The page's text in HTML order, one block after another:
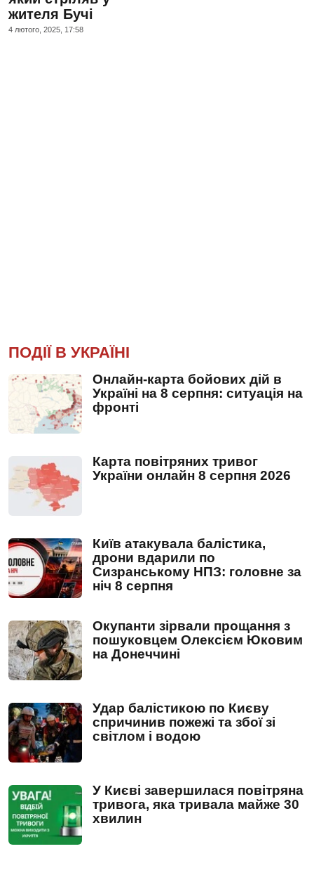
жителя Бучі
4 лютого, 2025, 17:58
ПОДІЇ В УКРАЇНІ
Онлайн-карта бойових дій в
Україні на 8 серпня: ситуація на
фронті
Карта повітряних тривог
України онлайн 8 серпня 2026
Київ атакувала балістика,
дрони вдарили по
Сизранському НПЗ: головне за
ніч 8 серпня
Окупанти зірвали прощання з
пошуковцем Олексієм Юковим
на Донеччині
Удар балістикою по Києву
спричинив пожежі та збої зі
світлом і водою
У Києві завершилася повітряна
тривога, яка тривала майже 30
хвилин